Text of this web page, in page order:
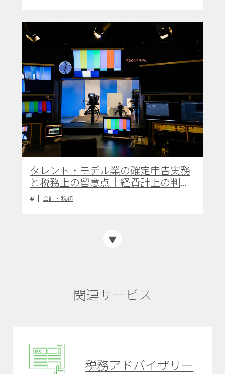
タレント・モデル業の確定申告実務
と税務上の留意点｜経費計上の判断
基準と適正な申告手続き
会計・税務
関連サービス
税務アドバイザリー